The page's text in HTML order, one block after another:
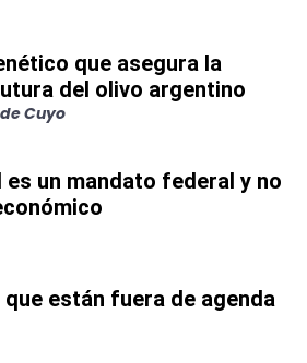
que asegura la
del olivo argentino
Cuyo
un mandato federal y no
están fuera de agenda